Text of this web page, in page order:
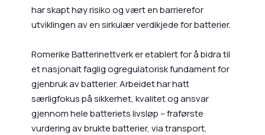
har skapt høy risiko og vært en barrierefor
utviklingen av en sirkulær verdikjede for batterier.
Romerike Batterinettverk er etablert for å bidra til
et nasjonalt faglig ogregulatorisk fundament for
gjenbruk av batterier. Arbeidet har hatt
særligfokus på sikkerhet, kvalitet og ansvar
gjennom hele batteriets livsløp – fraførste
vurdering av brukte batterier, via transport,